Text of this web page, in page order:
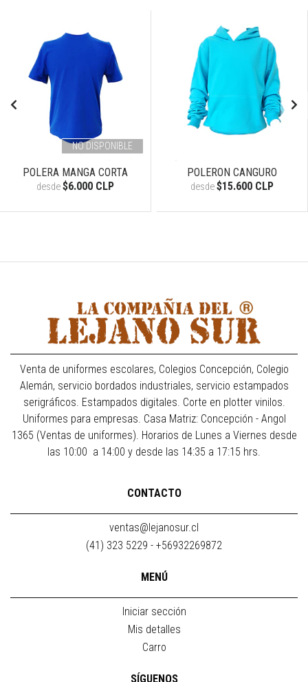
NO DISPONIBLE
POLERA MANGA CORTA
desde$6.000 CLP
POLERON CANGURO
desde$15.600 CLP
Venta de uniformes escolares, Colegios Concepción, Colegio
Alemán, servicio bordados industriales, servicio estampados
serigráficos. Estampados digitales. Corte en plotter vinilos.
Uniformes para empresas. Casa Matriz: Concepción - Angol
1365 (Ventas de uniformes). Horarios de Lunes a Viernes desde
las 10:00 a 14:00 y desde las 14:35 a 17:15 hrs.
CONTACTO
ventas@lejanosur.cl
(41) 323 5229 - +56932269872
MENÚ
Iniciar sección
Mis detalles
Carro
SÍGUENOS